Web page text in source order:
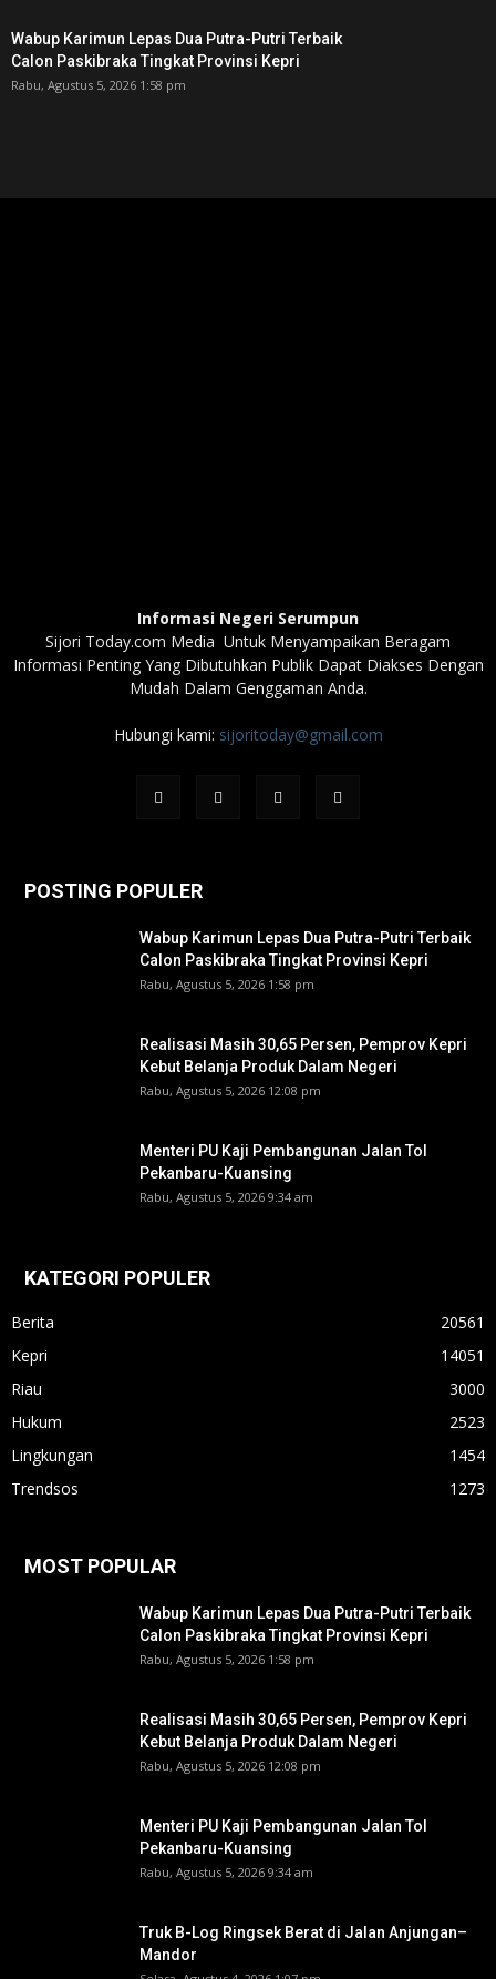
Wabup Karimun Lepas Dua Putra-Putri Terbaik
Calon Paskibraka Tingkat Provinsi Kepri
Rabu, Agustus 5, 2026 1:58 pm
Informasi Negeri Serumpun
Sijori Today.com Media Untuk Menyampaikan Beragam
Informasi Penting Yang Dibutuhkan Publik Dapat Diakses Dengan
Mudah Dalam Genggaman Anda.
Hubungi kami: sijoritoday@gmail.com
POSTING POPULER
Wabup Karimun Lepas Dua Putra-Putri Terbaik
Calon Paskibraka Tingkat Provinsi Kepri
Rabu, Agustus 5, 2026 1:58 pm
Realisasi Masih 30,65 Persen, Pemprov Kepri
Kebut Belanja Produk Dalam Negeri
Rabu, Agustus 5, 2026 12:08 pm
Menteri PU Kaji Pembangunan Jalan Tol
Pekanbaru-Kuansing
Rabu, Agustus 5, 2026 9:34 am
KATEGORI POPULER
Berita
20561
Kepri
14051
Riau
3000
Hukum
2523
Lingkungan
1454
Trendsos
1273
MOST POPULAR
Wabup Karimun Lepas Dua Putra-Putri Terbaik
Calon Paskibraka Tingkat Provinsi Kepri
Rabu, Agustus 5, 2026 1:58 pm
Realisasi Masih 30,65 Persen, Pemprov Kepri
Kebut Belanja Produk Dalam Negeri
Rabu, Agustus 5, 2026 12:08 pm
Menteri PU Kaji Pembangunan Jalan Tol
Pekanbaru-Kuansing
Rabu, Agustus 5, 2026 9:34 am
Truk B-Log Ringsek Berat di Jalan Anjungan–
Mandor